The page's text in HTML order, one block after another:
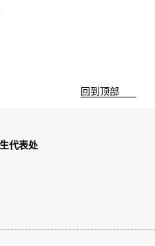
回到顶部
代表处